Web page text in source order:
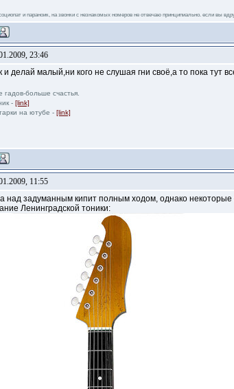
и параноик, на звонки с незнакомых номеров не отвечаю принципиально. если вы
23:46
и делай малый,ни кого не слушая гни своё,а то пока тут
гадов-больше счастья.
- [link]
на ютубе - [link]
11:55
над задуманным кипит полным ходом, однако
Ленинградской тоники: